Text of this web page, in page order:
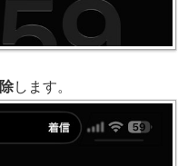
します。